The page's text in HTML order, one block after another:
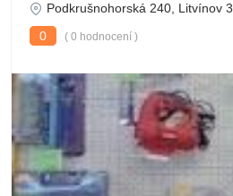
Podkrušnohorská 240, Litvínov 3
0
( 0 hodnocení )